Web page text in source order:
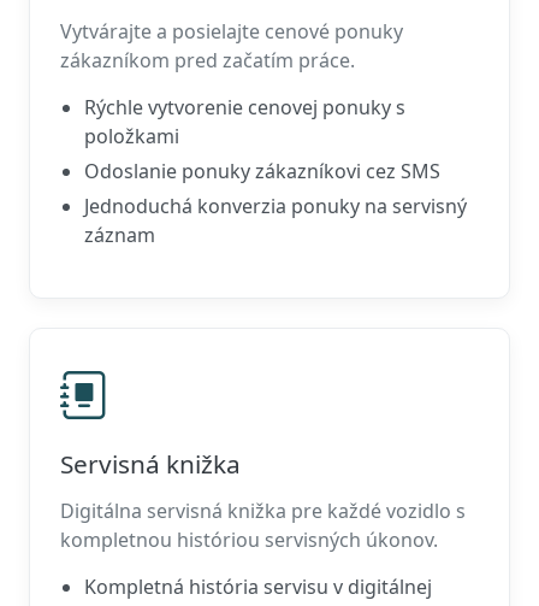
Vytvárajte a posielajte cenové ponuky
zákazníkom pred začatím práce.
Rýchle vytvorenie cenovej ponuky s
položkami
Odoslanie ponuky zákazníkovi cez SMS
Jednoduchá konverzia ponuky na servisný
záznam
Servisná knižka
Digitálna servisná knižka pre každé vozidlo s
kompletnou históriou servisných úkonov.
Kompletná história servisu v digitálnej